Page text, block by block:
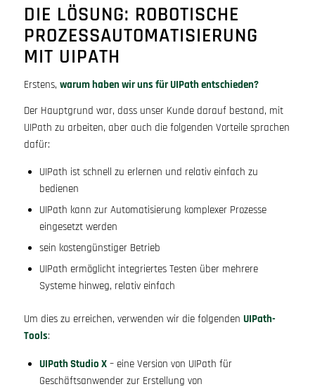
DIE LÖSUNG: ROBOTISCHE
PROZESSAUTOMATISIERUNG
MIT UIPATH
Erstens, warum haben wir uns für UIPath entschieden?
Der Hauptgrund war, dass unser Kunde darauf bestand, mit
UIPath zu arbeiten, aber auch die folgenden Vorteile sprachen
dafür:
UIPath ist schnell zu erlernen und relativ einfach zu
bedienen
UIPath kann zur Automatisierung komplexer Prozesse
eingesetzt werden
sein kostengünstiger Betrieb
UIPath ermöglicht integriertes Testen über mehrere
Systeme hinweg, relativ einfach
Um dies zu erreichen, verwenden wir die folgenden UIPath-
Tools:
UIPath Studio X– eine Version von UIPath für
Geschäftsanwender zur Erstellung von